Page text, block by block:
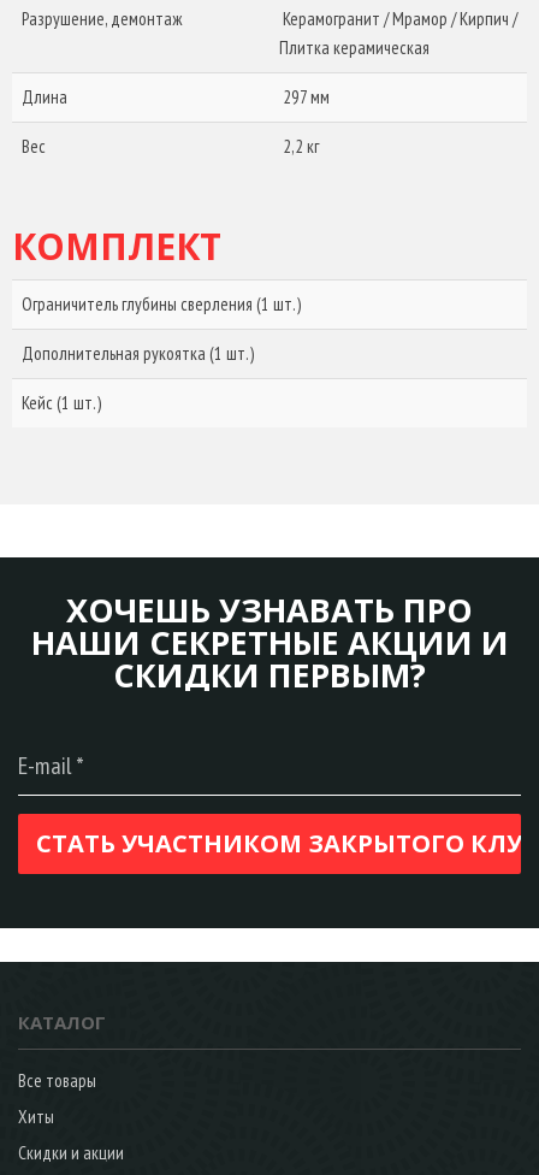
Разрушение, демонтаж
Керамогранит / Мрамор / Кирпич /
Плитка керамическая
Длина 297 мм
Вес 2,2 кг
КОМПЛЕКТ
Ограничитель глубины сверления (1 шт.)
Дополнительная рукоятка (1 шт.)
Кейс (1 шт.)
ХОЧЕШЬ УЗНАВАТЬ ПРО
НАШИ СЕКРЕТНЫЕ АКЦИИ И
СКИДКИ ПЕРВЫМ?
КАТАЛОГ
Все товары
Хиты
Скидки и акции